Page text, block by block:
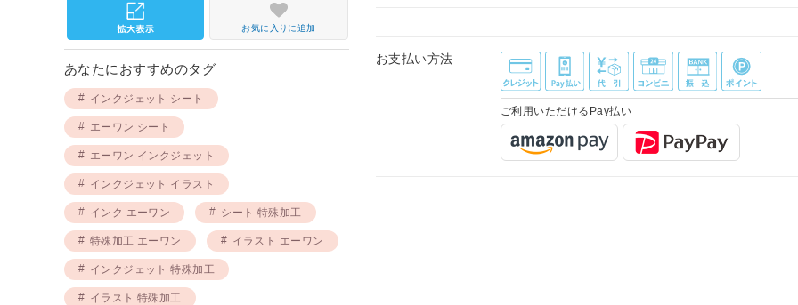
お支払い方法
ご利用いただけるPay払い
お気に入りに追加
あなたにおすすめのタグ
インクジェット シート
エーワン シート
エーワン インクジェット
インクジェット イラスト
インク エーワン シート 特殊加工
特殊加工 エーワン イラスト エーワン
インクジェット 特殊加工
イラスト 特殊加工